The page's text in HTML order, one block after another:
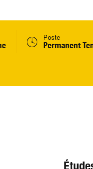
Poste
Permanent